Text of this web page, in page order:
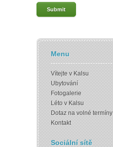
Menu
Vítejte v Kalsu
Ubytování
Fotogalerie
Léto v Kalsu
Dotaz na volné termíny
Kontakt
Sociální sítě